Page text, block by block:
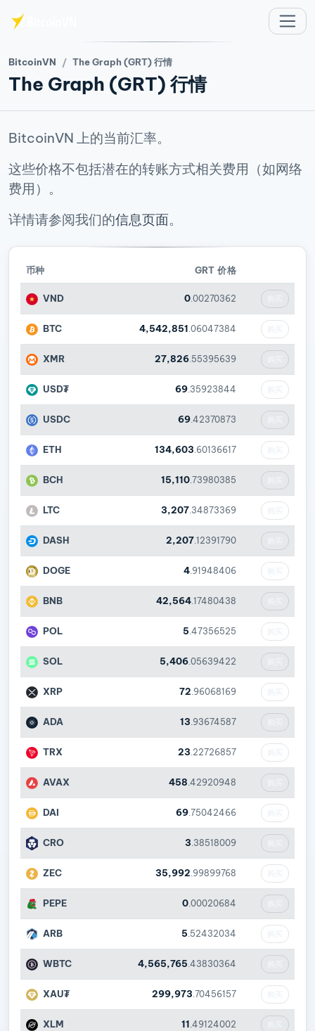
BitcoinVN The Graph (GRT) 行情
The Graph (GRT) 行情
BitcoinVN 上的当前汇率。
这些价格不包括潜在的转账方式相关费用（如网络
费用）。
详情请参阅我们的信息页面。
币种 GRT 价格
VND 0 .00270362
BTC 4,542,851 .06047384
XMR 27,826 .55395639
USD₮ 69 .35923844
USDC 69 .42370873
ETH 134,603 .60136617
BCH 15,110 .73980385
LTC 3,207 .34873369
DASH 2,207 .12391790
DOGE 4 .91948406
BNB 42,564 .17480438
POL 5 .47356525
SOL 5,406 .05639422
XRP 72 .96068169
ADA 13 .93674587
TRX 23 .22726857
AVAX 458 .42920948
DAI 69 .75042466
CRO 3 .38518009
ZEC 35,992 .99899768
PEPE 0 .00020684
ARB 5 .52432034
WBTC 4,565,765 .43830364
XAU₮ 299,973 .70456157
XLM 11 .49124002